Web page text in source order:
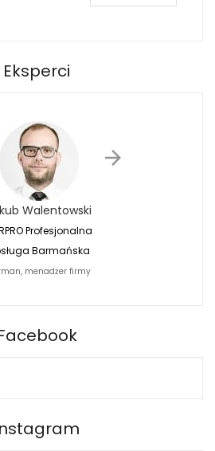
Eksperci
Walentowski
Profesjonalna
Barmańska
menadżer firmy